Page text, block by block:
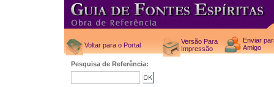
Voltar para o Portal
Versão Para
Impressão
Enviar
Amigo
Pesquisa de Referência: